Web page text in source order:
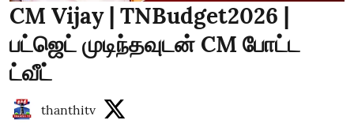
CM Vijay | TNBudget2026 |
பட்ஜெட் முடிந்தவுடன் CM போட்ட
ட்வீட்
thanthitv